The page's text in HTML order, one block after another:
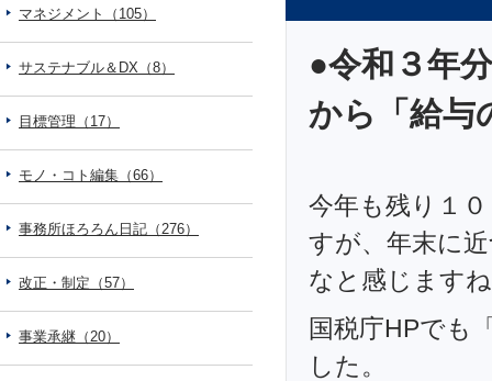
●令和３年
から「給与
今年も残り１
すが、年末に
なと感じます
国税庁HPでも
した。
マネジメント（105）
サステナブル＆DX（8）
目標管理（17）
モノ・コト編集（66）
事務所ほろろん日記（276）
改正・制定（57）
事業承継（20）